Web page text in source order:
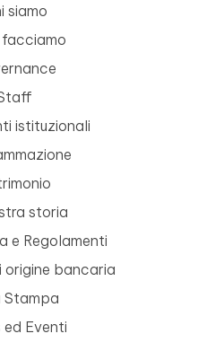
siamo
istituzionali
storia
e Regolamenti
origine bancaria
Stampa
ed Eventi